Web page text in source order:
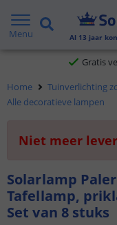
Menu Al 13 jaar
Gratis
Home
Tuinverlichting
Alle decoratieve lampen
Niet meer
Solarlamp
Tafellamp,
Set van 8 stuks